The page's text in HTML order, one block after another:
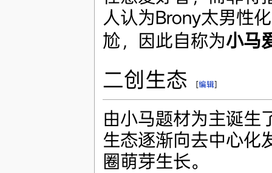
人认为Brony太男性
尬，因此自称为小马
二创生态 [编辑]
由小马题材为主诞生
生态逐渐向去中心化
圈萌芽生长。